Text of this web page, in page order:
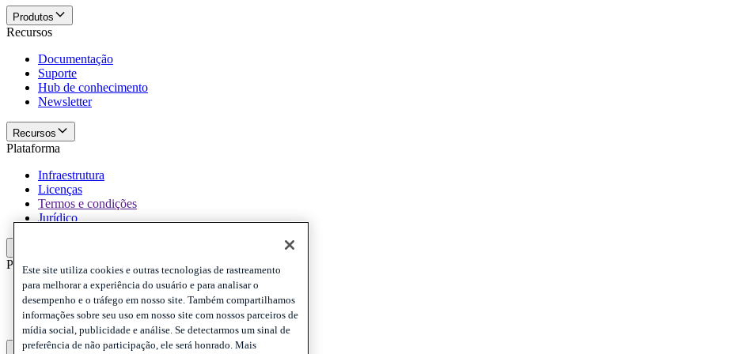
Produtos
Recursos
Documentação
Suporte
Hub de conhecimento
Newsletter
Recursos
Plataforma
Infraestrutura
Licenças
Termos e condições
Jurídico
Politicas e termo de responsabilidade
Privacy
Cookies
Disclaimer
Politicas e termo de responsabilidade
Este site utiliza cookies e outras tecnologias de rastreamento
para melhorar a experiência do usuário e para analisar o
desempenho e o tráfego em nosso site. Também compartilhamos
informações sobre seu uso em nosso site com nossos parceiros de
mídia social, publicidade e análise. Se detectarmos um sinal de
preferência de não participação, ele será honrado. Mais